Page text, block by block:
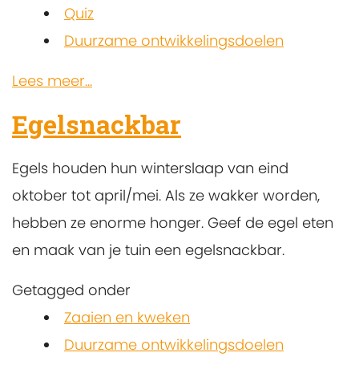
Quiz
Duurzame ontwikkelingsdoelen
Lees meer...
Egelsnackbar
Egels houden hun winterslaap van eind
oktober tot april/mei. Als ze wakker worden,
hebben ze enorme honger. Geef de egel eten
en maak van je tuin een egelsnackbar.
Getagged onder
Zaaien en kweken
Duurzame ontwikkelingsdoelen